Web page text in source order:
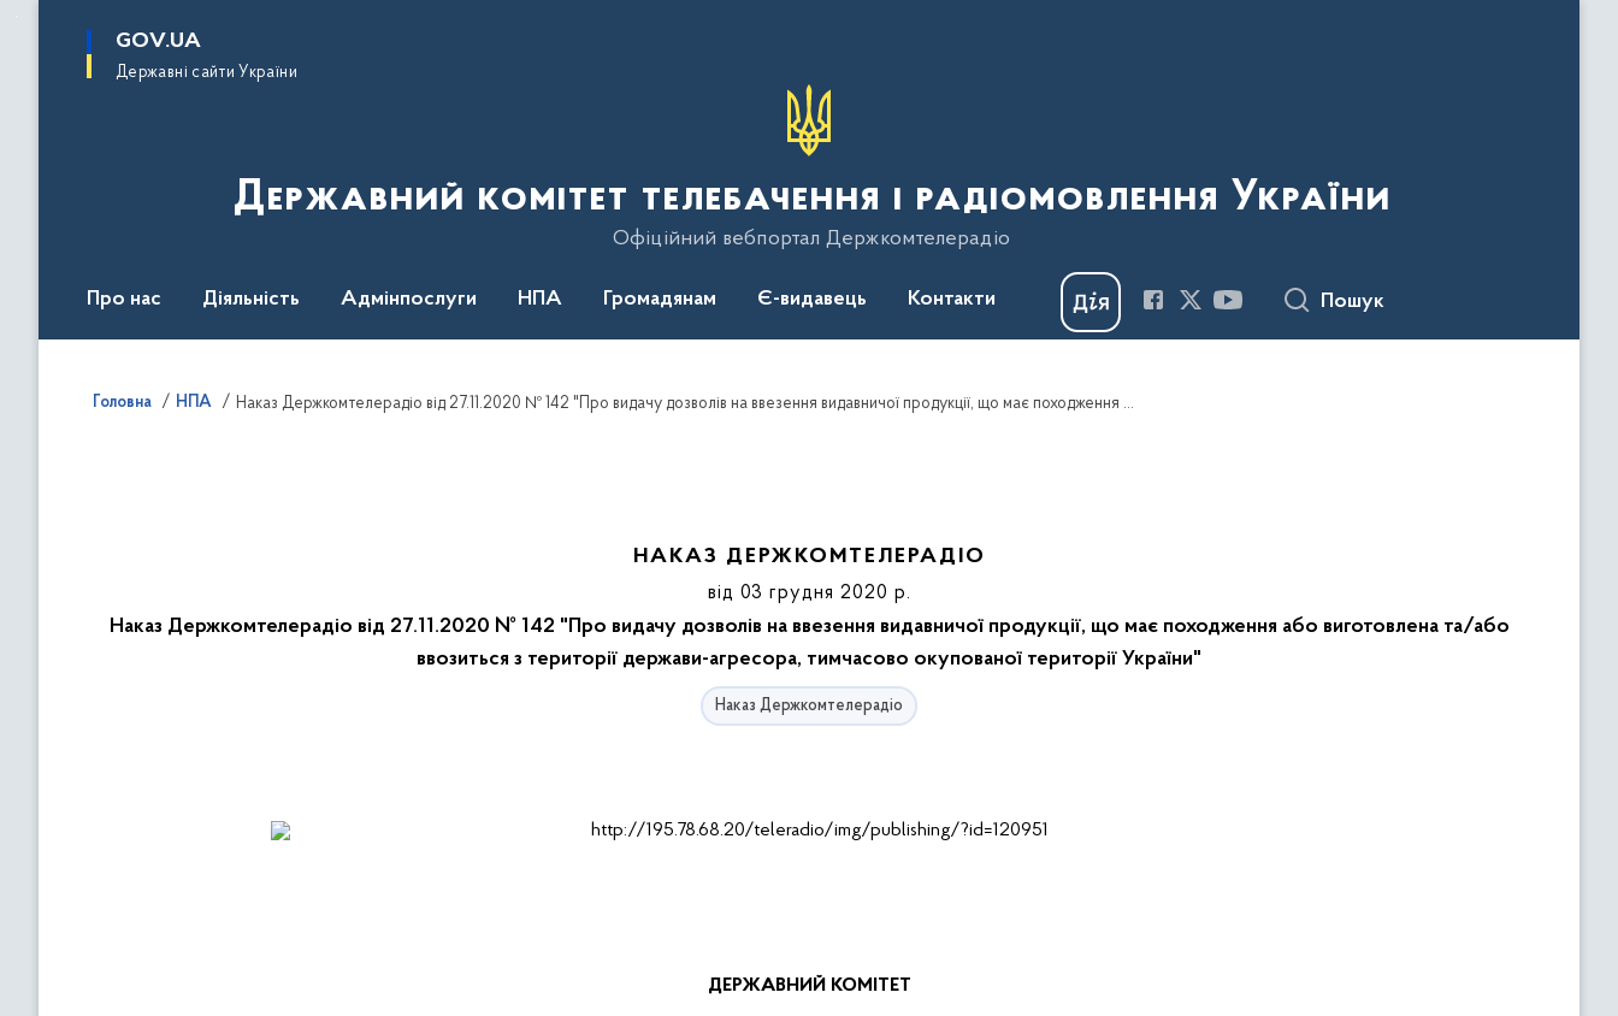
основного
GOV.UA
Державні сайти України
Державний комітет телебачення і радіомовлення України
Офіційний вебпортал Держкомтелерадіо
Про нас Діяльність Адмінпослуги НПА Громадянам Є-видавець Контакти Пошук
Головна НПА Наказ Держкомтелерадіо від 27.11.2020 № 142 "Про видачу дозволів на ввезення видавничої продукції, що має походження або виготовлена та/або ввозиться з території держави-агресора, тимчасово окупованої території України"
НАКАЗ ДЕРЖКОМТЕЛЕРАДІО
від 03 грудня 2020 р.
Наказ Держкомтелерадіо від 27.11.2020 № 142 "Про видачу дозволів на ввезення видавничої продукції, що має походження або виготовлена та/або
ввозиться з території держави-агресора, тимчасово окупованої території України"
Наказ Держкомтелерадіо
ДЕРЖАВНИЙ КОМІТЕТ